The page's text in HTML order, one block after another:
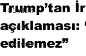
Gündem
Politika
Ekonomi
Trump’tan
açıklaması:
edilemez”